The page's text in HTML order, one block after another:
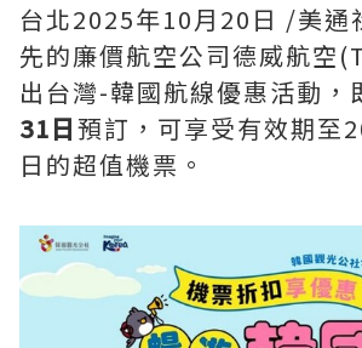
台北2025年10月20日 /美通
先的廉價航空公司德威航
出台灣-韓國航線優惠活動，
31日預訂，可享受有效期至
日的超值機票。